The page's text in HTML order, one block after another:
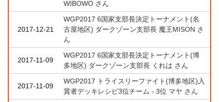
WIBOWO さん
2017-12-21
WGP2017 6国家支部長決定トーナメント(名
古屋地区) ダークゾーン支部長 魔王MISON さ
ん
2017-11-09
WGP2017 6国家支部長決定トーナメント(博
多地区) ダークゾーン支部長 くれは さん
2017-11-09
WGP2017 トライスリーファイト(博多地区)入
賞者デッキレシピ3位チーム - 3位 マヤ さん